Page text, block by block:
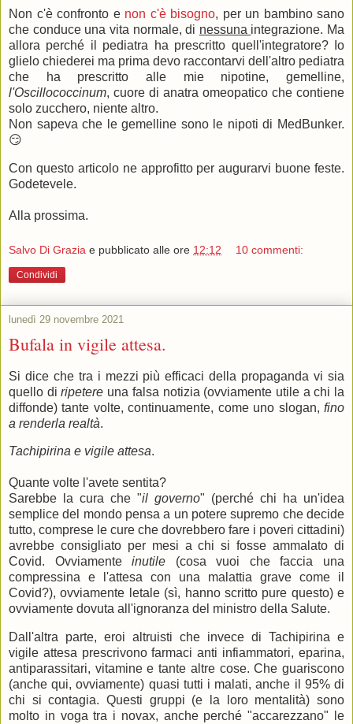
Non c'è confronto e non c'è bisogno, per un bambino sano
che conduce una vita normale, di nessuna integrazione. Ma
allora perché il pediatra ha prescritto quell'integratore? Io
glielo chiederei ma prima devo raccontarvi dell'altro pediatra
che ha prescritto alle mie nipotine, gemelline,
l'Oscillococcinum, cuore di anatra omeopatico che contiene
solo zucchero, niente altro.
Non sapeva che le gemelline sono le nipoti di MedBunker.
😏
Con questo articolo ne approfitto per augurarvi buone feste.
Godetevele.
Alla prossima.
Salvo Di Grazia e pubblicato alle ore 12:12 10 commenti:
Condividi
lunedì 29 novembre 2021
Bufala in vigile attesa.
Si dice che tra i mezzi più efficaci della propaganda vi sia
quello diripetere una falsa notizia (ovviamente utile a chi la
diffonde) tante volte, continuamente, come uno slogan, fino
a renderla realtà.
Tachipirina e vigile attesa.
Quante volte l'avete sentita?
Sarebbe la cura che "il governo" (perché chi ha un'idea
semplice del mondo pensa a un potere supremo che decide
tutto, comprese le cure che dovrebbero fare i poveri cittadini)
avrebbe consigliato per mesi a chi si fosse ammalato di
Covid. Ovviamenteinutile (cosa vuoi che faccia una
compressina e l'attesa con una malattia grave come il
Covid?), ovviamente letale (sì, hanno scritto pure questo) e
ovviamente dovuta all'ignoranza del ministro della Salute.
Dall'altra parte, eroi altruisti che invece di Tachipirina e
vigile attesa prescrivono farmaci anti infiammatori, eparina,
antiparassitari, vitamine e tante altre cose. Che guariscono
(anche qui, ovviamente) quasi tutti i malati, anche il 95% di
chi si contagia. Questi gruppi (e la loro mentalità) sono
molto in voga tra i novax, anche perché "accarezzano" le